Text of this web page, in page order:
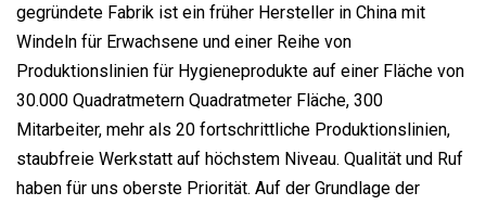
gegründete Fabrik ist ein früher Hersteller in China mit
Windeln für Erwachsene und einer Reihe von
Produktionslinien für Hygieneprodukte auf einer Fläche von
30.000 Quadratmetern Quadratmeter Fläche, 300
Mitarbeiter, mehr als 20 fortschrittliche Produktionslinien,
staubfreie Werkstatt auf höchstem Niveau. Qualität und Ruf
haben für uns oberste Priorität. Auf der Grundlage der